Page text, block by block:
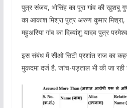
पुत्र संजय, भोसिंह का पूरा गांव की खुशबू
का आकाश मिश्रा पुत्र अरुण कुमार
महुअरिया गांव का दिव्यांशु यादव पुत्र
इस संबंध में सीओ सिटी प्रशांत राज का
मुकदमा दर्ज है. जांच-पड़ताल भी की जा रही